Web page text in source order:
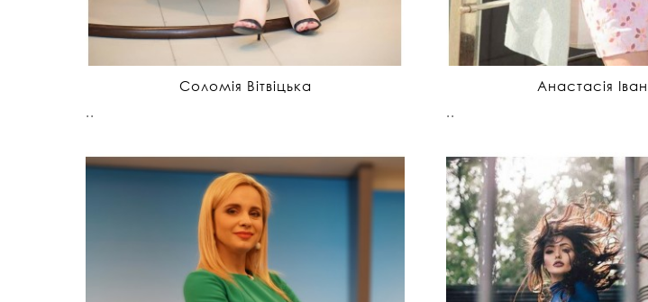
Соломія Вітвіцька
..
Анастасія
..